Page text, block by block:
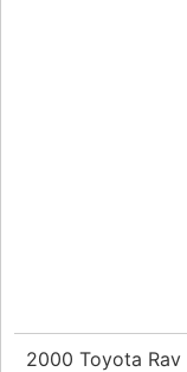
2000 Toyota Rav